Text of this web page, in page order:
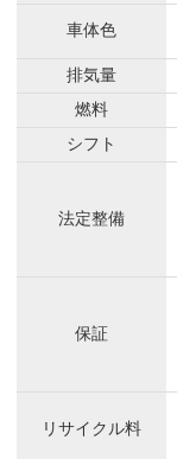
車体色
排気量
燃料
シフト
法定整備
保証
リサイクル料